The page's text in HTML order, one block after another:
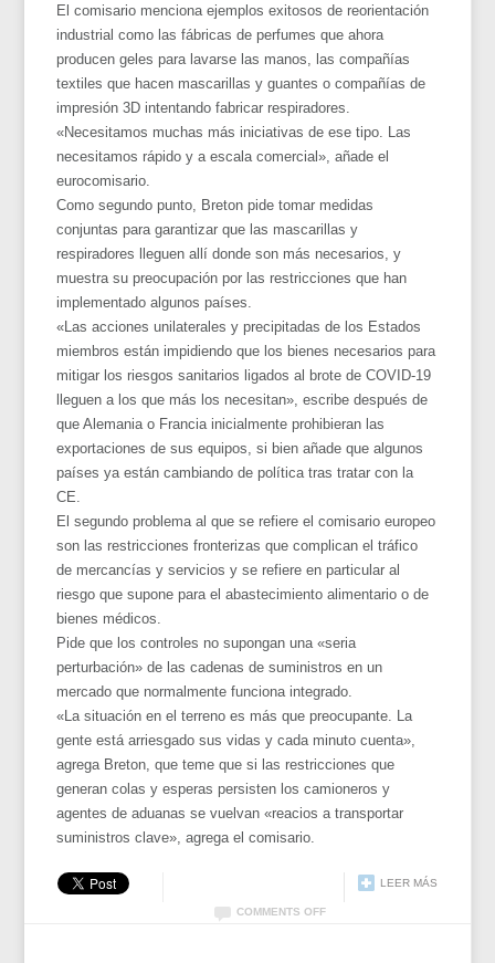
El comisario menciona ejemplos exitosos de reorientación
industrial como las fábricas de perfumes que ahora
producen geles para lavarse las manos, las compañías
textiles que hacen mascarillas y guantes o compañías de
impresión 3D intentando fabricar respiradores.
«Necesitamos muchas más iniciativas de ese tipo. Las
necesitamos rápido y a escala comercial», añade el
eurocomisario.
Como segundo punto, Breton pide tomar medidas
conjuntas para garantizar que las mascarillas y
respiradores lleguen allí donde son más necesarios, y
muestra su preocupación por las restricciones que han
implementado algunos países.
«Las acciones unilaterales y precipitadas de los Estados
miembros están impidiendo que los bienes necesarios para
mitigar los riesgos sanitarios ligados al brote de COVID-19
lleguen a los que más los necesitan», escribe después de
que Alemania o Francia inicialmente prohibieran las
exportaciones de sus equipos, si bien añade que algunos
países ya están cambiando de política tras tratar con la
CE.
El segundo problema al que se refiere el comisario europeo
son las restricciones fronterizas que complican el tráfico
de mercancías y servicios y se refiere en particular al
riesgo que supone para el abastecimiento alimentario o de
bienes médicos.
Pide que los controles no supongan una «seria
perturbación» de las cadenas de suministros en un
mercado que normalmente funciona integrado.
«La situación en el terreno es más que preocupante. La
gente está arriesgado sus vidas y cada minuto cuenta»,
agrega Breton, que teme que si las restricciones que
generan colas y esperas persisten los camioneros y
agentes de aduanas se vuelvan «reacios a transportar
suministros clave», agrega el comisario.
LEER MÁS
COMMENTS OFF